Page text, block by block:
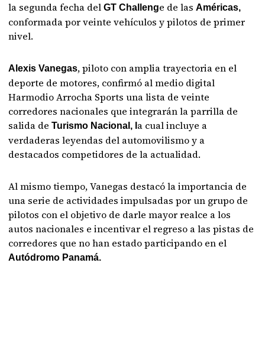
la segunda fecha delGT Challenge de lasAméricas,
conformada por veinte vehículos y pilotos de primer
nivel.
Alexis Vanegas, piloto con amplia trayectoria en el
deporte de motores, confirmó al medio digital
Harmodio Arrocha Sports una lista de veinte
corredores nacionales que integrarán la parrilla de
salida de Turismo Nacional, l a cual incluye a
verdaderas leyendas del automovilismo y a
destacados competidores de la actualidad.
Al mismo tiempo, Vanegas destacó la importancia de
una serie de actividades impulsadas por un grupo de
pilotos con el objetivo de darle mayor realce a los
autos nacionales e incentivar el regreso a las pistas de
corredores que no han estado participando en el
Autódromo Panamá.